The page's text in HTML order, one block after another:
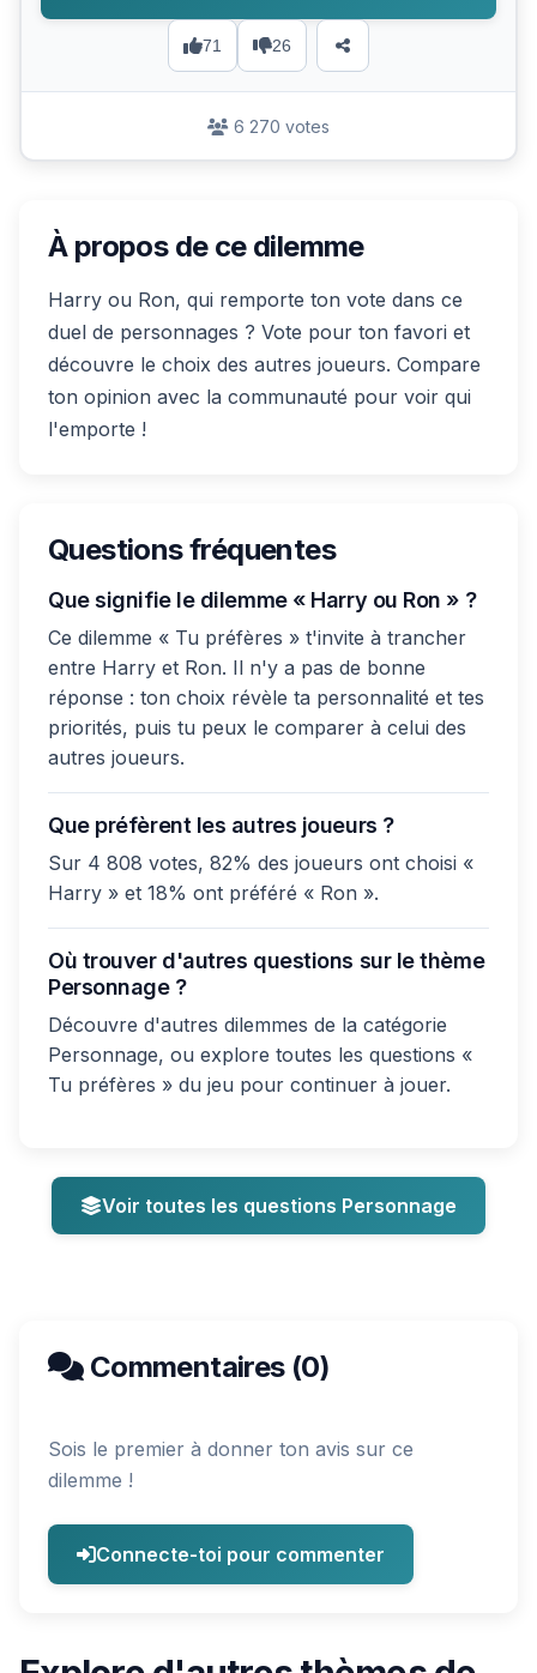
71 26
6 270 votes
À propos de ce dilemme
Harry ou Ron, qui remporte ton vote dans ce
duel de personnages ? Vote pour ton favori et
découvre le choix des autres joueurs. Compare
ton opinion avec la communauté pour voir qui
l'emporte !
Questions fréquentes
Que signifie le dilemme « Harry ou Ron » ?
Ce dilemme « Tu préfères » t'invite à trancher
entre Harry et Ron. Il n'y a pas de bonne
réponse : ton choix révèle ta personnalité et tes
priorités, puis tu peux le comparer à celui des
autres joueurs.
Que préfèrent les autres joueurs ?
Sur 4 808 votes, 82% des joueurs ont choisi «
Harry » et 18% ont préféré « Ron ».
Où trouver d'autres questions sur le thème
Personnage ?
Découvre d'autres dilemmes de la catégorie
Personnage, ou explore toutes les questions «
Tu préfères » du jeu pour continuer à jouer.
Voir toutes les questions Personnage
Commentaires (0)
Sois le premier à donner ton avis sur ce
dilemme !
Connecte-toi pour commenter